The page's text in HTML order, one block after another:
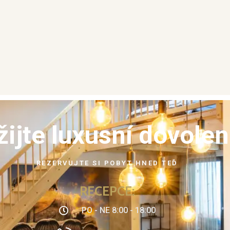
luxusní
REZERVUJTE SI POBYT HNED TEĎ
RECEPCE:
PO - NE 8:00 - 18:00